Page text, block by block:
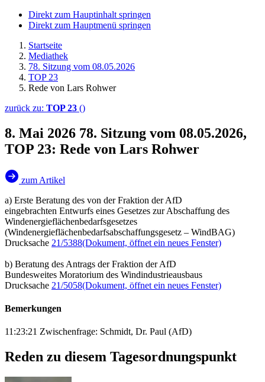
Direkt zum Hauptinhalt springen
Direkt zum Hauptmenü springen
Startseite
Mediathek
78. Sitzung vom 08.05.2026
TOP 23
Rede von Lars Rohwer
zurück zu: TOP 23 ()
8. Mai 2026 78. Sitzung vom 08.05.2026,
TOP 23: Rede von Lars Rohwer
zum Artikel
a) Erste Beratung des von der Fraktion der AfD
eingebrachten Entwurfs eines Gesetzes zur Abschaffung des
Windenergieflächenbedarfsgesetzes
(Windenergieflächenbedarfsabschaffungsgesetz – WindBAG)
Drucksache 21/5388(Dokument, öffnet ein neues Fenster)
b) Beratung des Antrags der Fraktion der AfD
Bundesweites Moratorium des Windindustrieausbaus
Drucksache 21/5058(Dokument, öffnet ein neues Fenster)
Bemerkungen
11:23:21 Zwischenfrage: Schmidt, Dr. Paul (AfD)
Reden zu diesem Tagesordnungspunkt